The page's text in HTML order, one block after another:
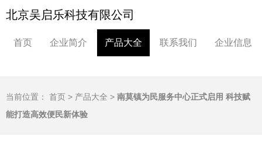
北京吴启乐科技有限公司
首页 企业简介 产品大全 联系我们 企业信息
当前位置： 首页 > 产品大全 > 南莫镇为民服务中心正式启用 科技赋
能打造高效便民新体验